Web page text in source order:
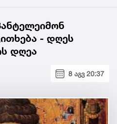
- დღეს
დღეა
8 აგვ 20:37